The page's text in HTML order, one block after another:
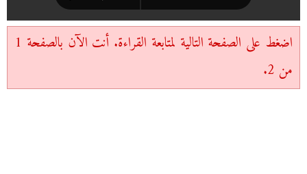
اضغط على الصفحة التالية لمتابعة القراءة. أنت الآن بالصفحة 1
من 2.